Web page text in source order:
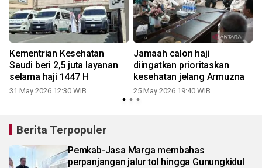
Kementrian Kesehatan
Saudi beri 2,5 juta layanan
selama haji 1447 H
31 May 2026 12:30 WIB
Jamaah calon haji
diingatkan prioritaskan
kesehatan jelang Armuzna
25 May 2026 19:40 WIB
Berita Terpopuler
Pemkab-Jasa Marga membahas
perpanjangan jalur tol hingga Gunungkidul